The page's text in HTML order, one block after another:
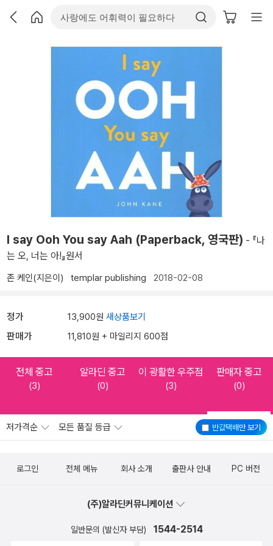
I say Ooh You say Aah (Paperback, 영국판) - 『나
는 오, 너는 아!』원서
존 케인(지은이) templar publishing 2018-02-08
정가 13,900원 새상품보기
판매가 11,810원 + 마일리지 600점
전체 중고
(3)
알라딘 중고
(0)
이 광활한 우주점
(3)
판매자 중고
(0)
반값택배만 보기
저가격순 모든 품질 등급
로그인 전체 메뉴 회사 소개 출판사 안내 PC 버전
(주)알라딘커뮤니케이션
일반문의 (발신자 부담) 1544-2514